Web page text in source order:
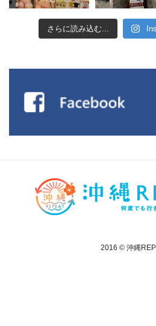
さらに読み込む...
2016 © 沖縄